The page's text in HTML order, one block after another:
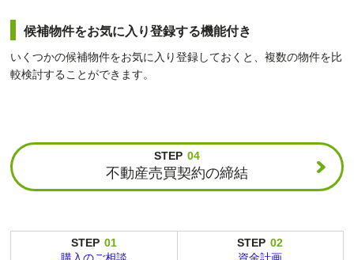
候補物件をお気に入り登録する機能付き
いくつかの候補物件をお気に入り登録しておくと、複数の物件を比
較検討することができます。
STEP 04
不動産売買契約の締結
STEP 01
STEP 02